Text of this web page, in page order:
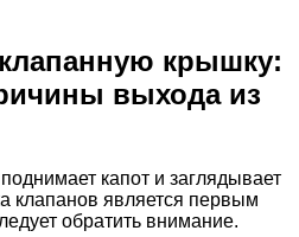
крышку:
выхода из
капот и заглядывает
клапанов является первым
обратить внимание.